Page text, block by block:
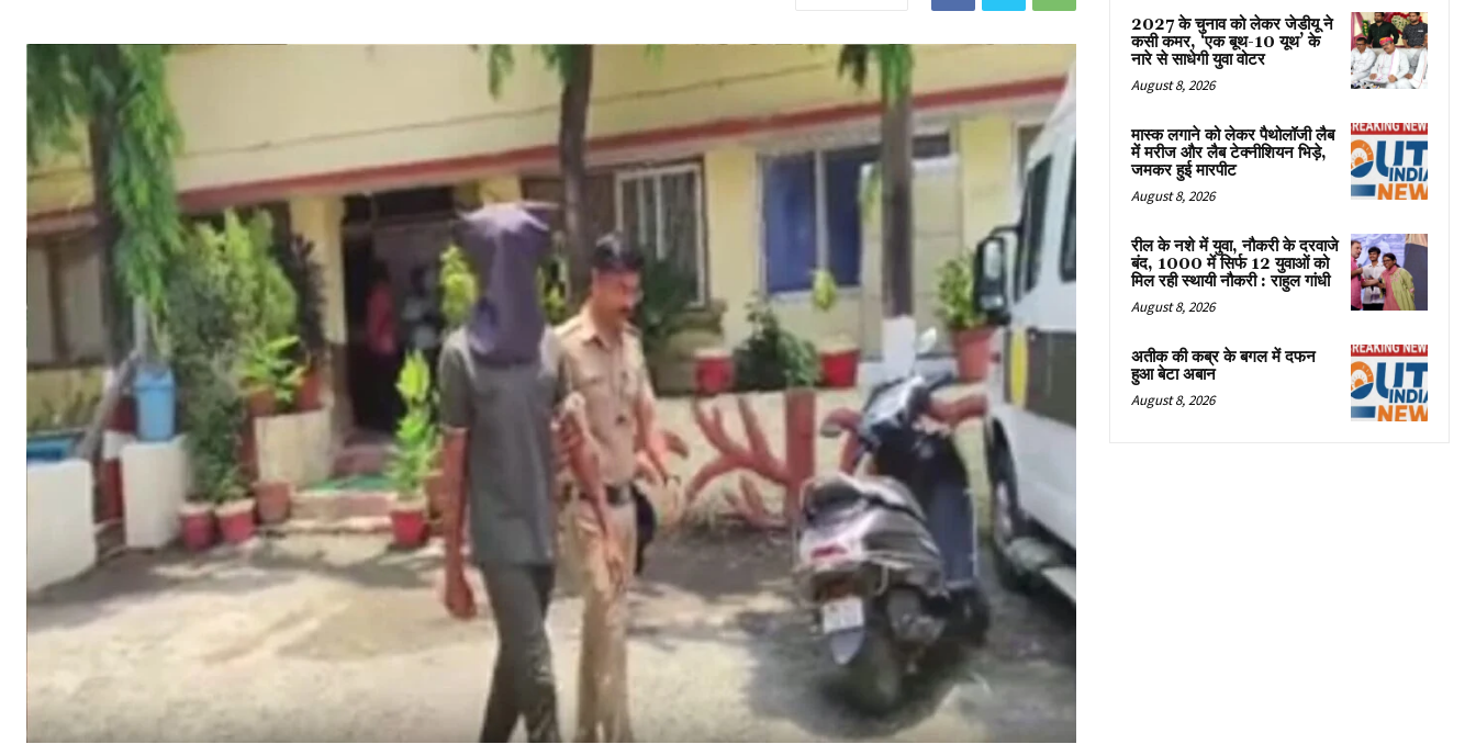
2027 के चुनाव को लेकर जेडीयू ने
कसी कमर, ‘एक बूथ-10 यूथ’ के
नारे से साधेगी युवा वोटर
August 8, 2026
मास्क लगाने को लेकर पैथोलॉजी लैब
में मरीज और लैब टेक्नीशियन भिड़े,
जमकर हुई मारपीट
August 8, 2026
रील के नशे में युवा, नौकरी के दरवाजे
बंद, 1000 में सिर्फ 12 युवाओं को
मिल रही स्थायी नौकरी : राहुल गांधी
August 8, 2026
अतीक की कब्र के बगल में दफन
हुआ बेटा अबान
August 8, 2026